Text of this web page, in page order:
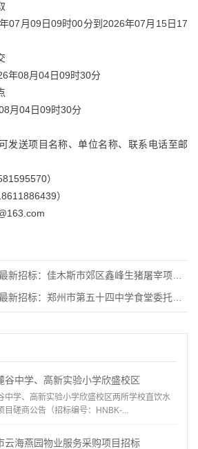
07月09日09时00分到2026年07月15日17
年08月04日09时30分
月04日09时30分
发送项目名称、单位名称、联系电话至邮
）
）
招标：佳木斯市郊区鑫峰生猪屠宰项目（EPC）
招标：郑州市第五十四中学食堂委托经营项目公开
谷中学、高新实验小学欣盛校区
中学、高新实验小学欣盛校区两所学校直饮水
目磋商公告（招标编号：HNBK‑...
云海燕园物业服务采购项目招标